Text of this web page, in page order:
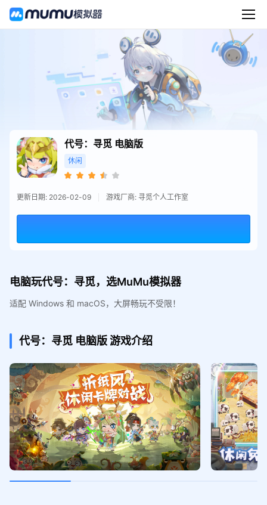
代号：寻觅 电脑版
休闲
更新日期: 2026-02-09 游戏厂商: 寻觅个人工作室
电脑玩代号：寻觅，选MuMu模拟器
适配 Windows 和 macOS，大屏畅玩不受限！
代号：寻觅 电脑版游戏介绍